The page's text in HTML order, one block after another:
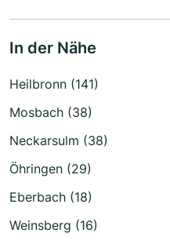
In der Nähe
Heilbronn (141)
Mosbach (38)
Neckarsulm (38)
Öhringen (29)
Eberbach (18)
Weinsberg (16)